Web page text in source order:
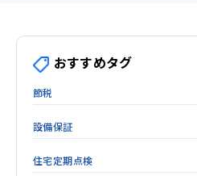
おすすめタグ
節税
設備保証
住宅定期点検